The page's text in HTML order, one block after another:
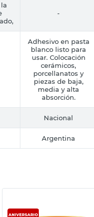
-
Adhesivo en pasta
blanco listo para
usar. Colocación
cerámicos,
porcellanatos y
piezas de baja,
media y alta
absorción.
Nacional
Argentina